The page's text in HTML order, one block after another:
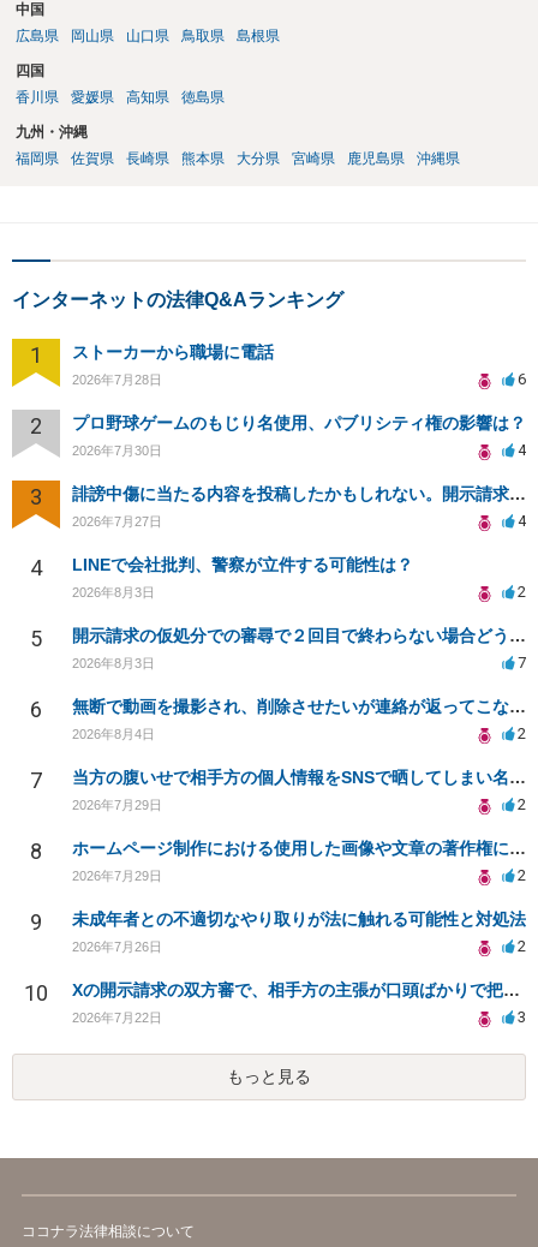
中国
広島県
岡山県 山口県 鳥取県 島根県
四国
香川県
愛媛県 高知県 徳島県
九州・沖縄
福岡県
佐賀県 長崎県 熊本県 大分県 宮崎県 鹿児島県 沖縄県
インターネットの法律Q&Aランキング
1 ストーカーから職場に電話
2026年7月28日 6
2 プロ野球ゲームのもじり名使用、パブリシティ権の影響は？
2026年7月30日 4
3 誹謗中傷に当たる内容を投稿したかもしれない。開示請求や民事刑事裁判に発展しうるのか教えて欲しい。
2026年7月27日 4
4 LINEで会社批判、警察が立件する可能性は？
2026年8月3日 2
5 開示請求の仮処分での審尋で２回目で終わらない場合どうしたらいいですか
2026年8月3日 7
6 無断で動画を撮影され、削除させたいが連絡が返ってこない。
2026年8月4日 2
7 当方の腹いせで相手方の個人情報をSNSで晒してしまい名誉毀損させてしまったかもしれない
2026年7月29日 2
8 ホームページ制作における使用した画像や文章の著作権について
2026年7月29日 2
9 未成年者との不適切なやり取りが法に触れる可能性と対処法
2026年7月26日 2
10 Xの開示請求の双方審で、相手方の主張が口頭ばかりで把握しきれません
2026年7月22日 3
もっと見る
ココナラ法律相談について